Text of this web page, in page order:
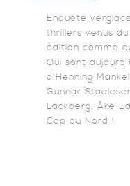
Enquête
thrillers venus
édition comme
Qui sont
d’Henning
Gunnar
Läckberg, Åke
Cap au Nord !